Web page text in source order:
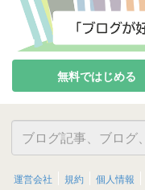
無料ではじめる
運営会社 規約 個人情報